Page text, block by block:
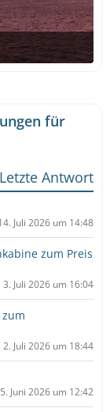
für
Letzte Antwort
Juli 2026 um 14:48
zum Preis
3. Juli 2026 um 16:04
2. Juli 2026 um 18:44
Juni 2026 um 12:42